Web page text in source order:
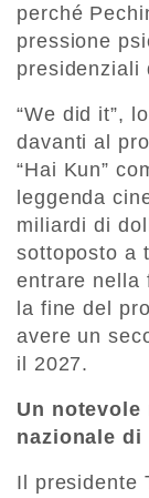
perché
pressione
presidenziali
“We did it”,
davanti al
“Hai Kun”
leggenda
miliardi di
sottoposto a
entrare nella
la fine del
avere un
il 2027.
Un
nazionale
Il presidente